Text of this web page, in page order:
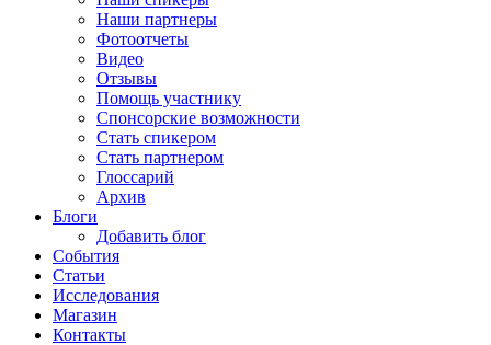
Наши партнеры
Фотоотчеты
Видео
Отзывы
Помощь участнику
Спонсорские возможности
Стать спикером
Стать партнером
Глоссарий
Архив
Блоги
Добавить блог
События
Статьи
Исследования
Магазин
Контакты